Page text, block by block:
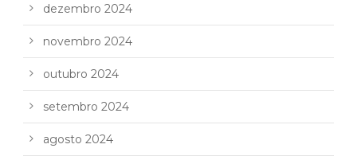
dezembro 2024
novembro 2024
outubro 2024
setembro 2024
agosto 2024